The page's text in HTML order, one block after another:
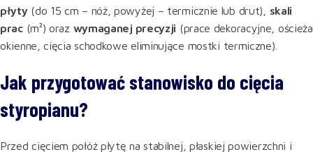
płyty(do 15 cm – nóż, powyżej – termicznie lub drut), skali
prac(m²) oraz wymaganej precyzji (prace dekoracyjne, ościeża
okienne, cięcia schodkowe eliminujące mostki termiczne).
Jak przygotować stanowisko do cięcia
styropianu?
Przed cięciem połóż płytę na stabilnej, płaskiej powierzchni i